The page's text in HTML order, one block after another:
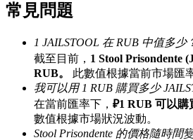
最高達65%佣金！
常見問題
1 JAILSTOOL 在 RUB 中值多少
截至目前， 1 Stool Prisondente
RUB。
此數值根據當前市場匯
我可以用 1 RUB 購買多少
在當前匯率下， ₽1 RUB 可以購
數值根據市場狀況波動。
Stool Prisondente 的價格隨時間